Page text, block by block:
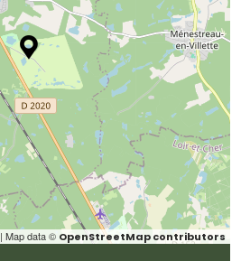
| Map data © OpenStreetMap contributors